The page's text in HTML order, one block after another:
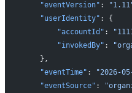
    "eventVersion"
:
    "userIdentity"
: {
        "accountId"
:
        "invokedBy"
:
    },
    "eventTime"
: "2026-
    "eventSource"
: